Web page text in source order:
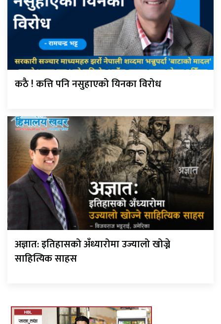
कठै ! कत्ति पनि नसुहाएको यिनका विरोध
अज्ञात: इतिहासको अँध्यारोमा उज्यालो खोज्ने
साहित्यिक साहस